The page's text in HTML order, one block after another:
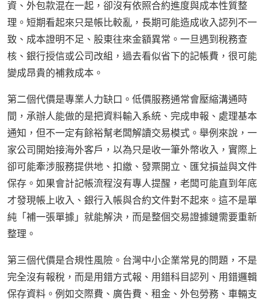
資、外包款混在一起，卻沒有依照合約進度與成本性質整
理。短期看起來只是帳比較亂，長期可能造成收入認列不一
致、成本證明不足、股東往來金額異常。一旦遇到稅務查
核、銀行授信或公司改組，過去看似省下的記帳費，很可能
變成昂貴的補救成本。
第二個代價是專業人力缺口。低價服務通常會壓縮溝通時
間，承辦人能做的是把資料輸入系統、完成申報、處理基本
通知，但不一定有餘裕幫老闆解讀交易模式。舉例來說，一
家公司開始接海外客戶，以為只是收一筆外幣收入，實際上
卻可能牽涉服務提供地、扣繳、發票開立、匯兌損益與文件
保存。如果會計記帳流程沒有專人提醒，老闆可能直到年底
才發現帳上收入、銀行入帳與合約文件對不起來。這不是單
純「補一張單據」就能解決，而是整個交易證據鏈需要重新
整理。
第三個代價是合規性風險。台灣中小企業常見的問題，不是
完全沒有報稅，而是用錯方式報、用錯科目認列、用錯邏輯
保存資料。例如交際費、廣告費、租金、外包勞務、車輛支